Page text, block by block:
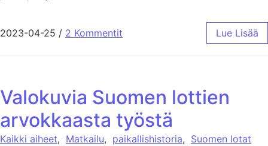
2023-04-25 / 2 Kommentit Lue Lisää
Valokuvia Suomen lottien
arvokkaasta työstä
Kaikki aiheet, Matkailu, paikallishistoria, Suomen lotat